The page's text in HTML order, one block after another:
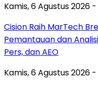
Kamis, 6 Agustus 2026 -
Cision Raih MarTech
Pemantauan dan
Pers, dan AEO
Kamis, 6 Agustus 2026 -